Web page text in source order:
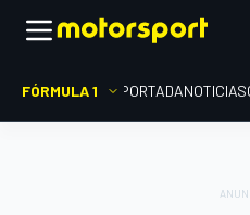
FÓRMULA 1 PORTADANOTICIAS